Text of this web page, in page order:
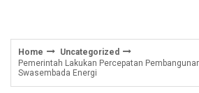
Home
Uncategorized
Pemerintah Lakukan Percepatan
Swasembada Energi